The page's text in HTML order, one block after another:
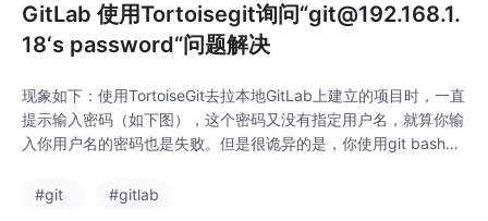
统健壮性保障：预防资
源泄漏导致的级联
GitLab 使用Tortoisegit询问“git@192.168.1.
18‘s password“问题解决
现象如下：使用TortoiseGit去拉本地GitLab上建立的项目时，一直
提示输入密码（如下图），这个密码又没有指定用户名，就算你输
入你用户名的密码也是失败。但是很诡异的是，你使用git bash又
命令是正常运行的（将网址换成自己的项目网址）：ssh -vT git@
#git #gitlab